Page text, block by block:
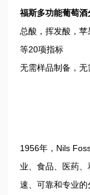
福斯多功能葡萄
总酸，挥发酸，
等20项指标
无需样品制备，无
1956年，Nils
业、食品、医药
速、可靠和专业